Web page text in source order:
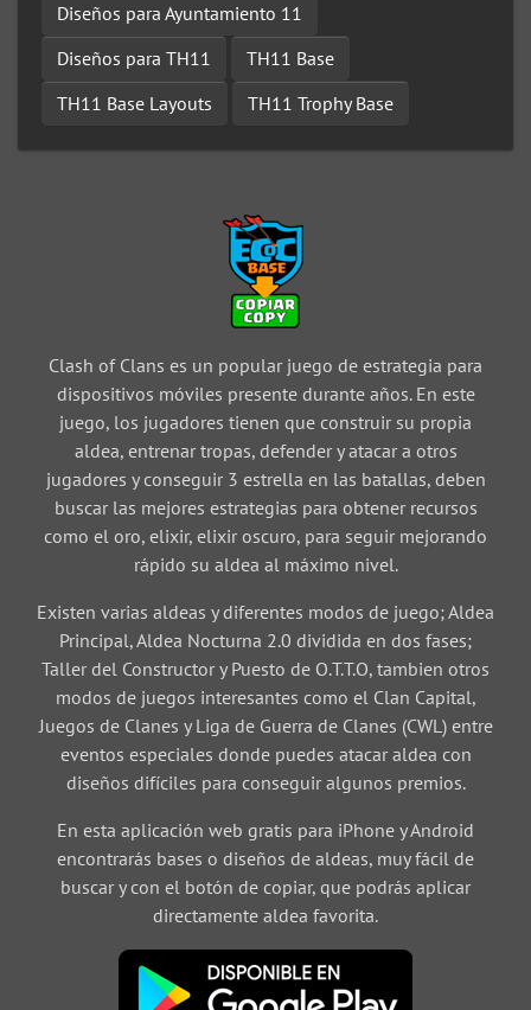
Diseños para Ayuntamiento 11
Diseños para TH11
TH11 Base
TH11 Base Layouts
TH11 Trophy Base
Clash of Clans es un popular juego de estrategia para
dispositivos móviles presente durante años. En este
juego, los jugadores tienen que construir su propia
aldea, entrenar tropas, defender y atacar a otros
jugadores y conseguir 3 estrella en las batallas, deben
buscar las mejores estrategias para obtener recursos
como el oro, elixir, elixir oscuro, para seguir mejorando
rápido su aldea al máximo nivel.
Existen varias aldeas y diferentes modos de juego; Aldea
Principal, Aldea Nocturna 2.0 dividida en dos fases;
Taller del Constructor y Puesto de O.T.T.O, tambien otros
modos de juegos interesantes como el Clan Capital,
Juegos de Clanes y Liga de Guerra de Clanes (CWL) entre
eventos especiales donde puedes atacar aldea con
diseños difíciles para conseguir algunos premios.
En esta aplicación web gratis para iPhone y Android
encontrarás bases o diseños de aldeas, muy fácil de
buscar y con el botón de copiar, que podrás aplicar
directamente aldea favorita.